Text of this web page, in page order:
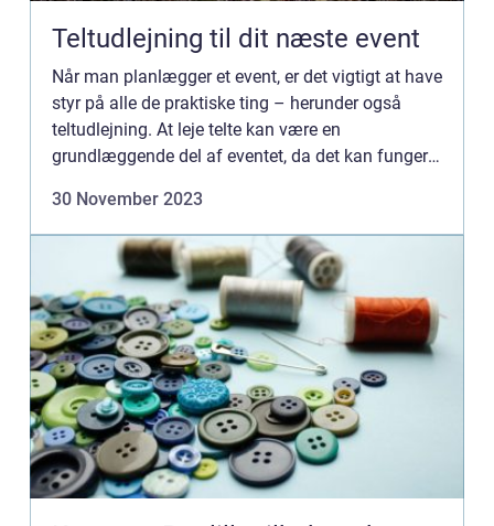
Teltudlejning til dit næste event
Når man planlægger et event, er det vigtigt at have
styr på alle de praktiske ting – herunder også
teltudlejning. At leje telte kan være en
grundlæggende del af eventet, da det kan fungere
30 November 2023